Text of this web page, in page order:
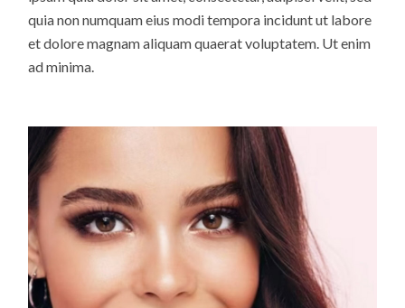
quia non numquam eius modi tempora incidunt ut labore
et dolore magnam aliquam quaerat voluptatem. Ut enim
ad minima.